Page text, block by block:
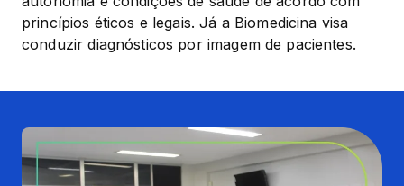
princípios éticos e legais. Já a Biomedicina visa
conduzir diagnósticos por imagem de pacientes.